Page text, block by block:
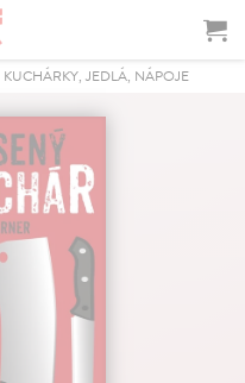
KUCHÁRKY, JEDLÁ, NÁPOJE